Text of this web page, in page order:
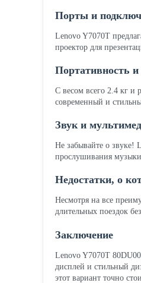
Порты и
Lenovo Y7070T
проектор для
Портативность и
С весом всего 2.4 кг и
современный и
Звук и
Не забывайте о звуке!
прослушивания
Недостатки, о
Несмотря на все
длительных поездок
Заключение
Lenovo Y7070T
дисплей и стильный
этот вариант точно